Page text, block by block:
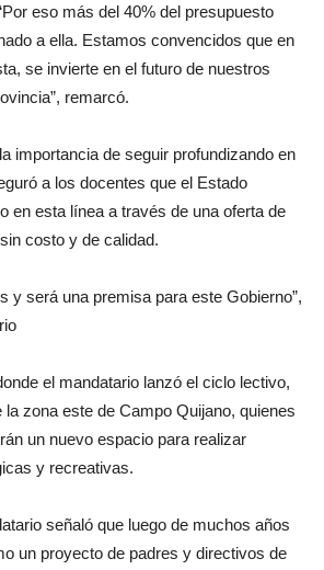
eso más del 40% del presupuesto
a ella. Estamos convencidos que en
se invierte en el futuro de nuestros
remarcó.
importancia de seguir profundizando en
a los docentes que el Estado
en esta línea a través de una oferta de
costo y de calidad.
y será una premisa para este Gobierno”,
el mandatario lanzó el ciclo lectivo,
zona este de Campo Quijano, quienes
un nuevo espacio para realizar
y recreativas.
señaló que luego de muchos años
un proyecto de padres y directivos de